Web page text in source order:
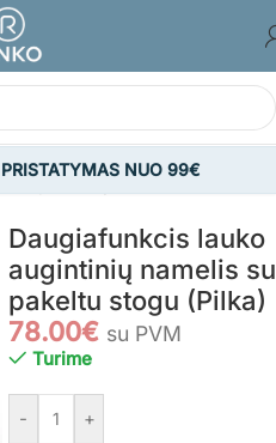
NUO 99€
/Šunų aksesuarai
Daugiafunkcis lauko
augintinių namelis su
pakeltu stogu (Pilka)
78.00€ su PVM
Turime
- +